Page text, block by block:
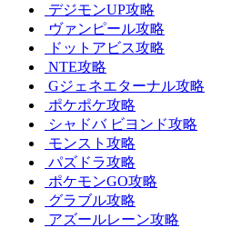
デジモンUP攻略
ヴァンピール攻略
ドットアビス攻略
NTE攻略
Gジェネエターナル攻略
ポケポケ攻略
シャドバ ビヨンド攻略
モンスト攻略
パズドラ攻略
ポケモンGO攻略
グラブル攻略
アズールレーン攻略